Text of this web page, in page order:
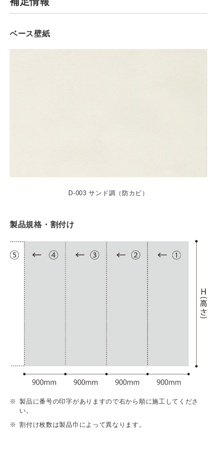
ベース壁紙
D-003 サンド調（防カビ）
製品規格・割付け
製品に番号の印字がありますので右から順に施工してくださ
い。
割付け枚数は製品巾によって異なります。